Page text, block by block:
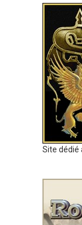
Site dédié